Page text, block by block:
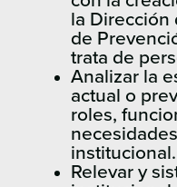
la Dirección
de
trata de
Analizar la
actual o
roles,
institucional.
Relevar y